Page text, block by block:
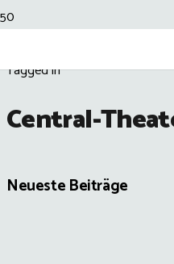
Tagged in
Central-
Neueste Beiträge